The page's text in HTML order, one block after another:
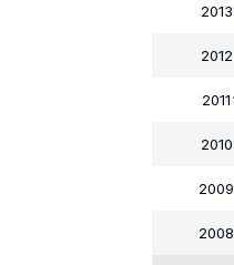
2013
2012
2011
2010
2009
2008